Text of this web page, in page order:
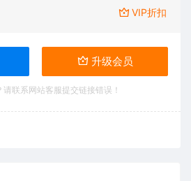
VIP折扣
升级会员
请联系网站客服提交链接错误！